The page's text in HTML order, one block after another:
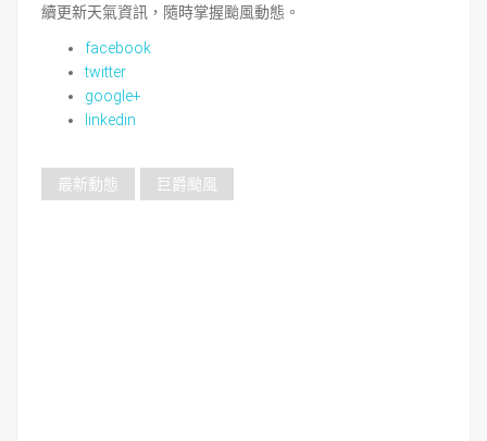
續更新天氣資訊，隨時掌握颱風動態。
facebook
twitter
google+
linkedin
最新動態 巨爵颱風